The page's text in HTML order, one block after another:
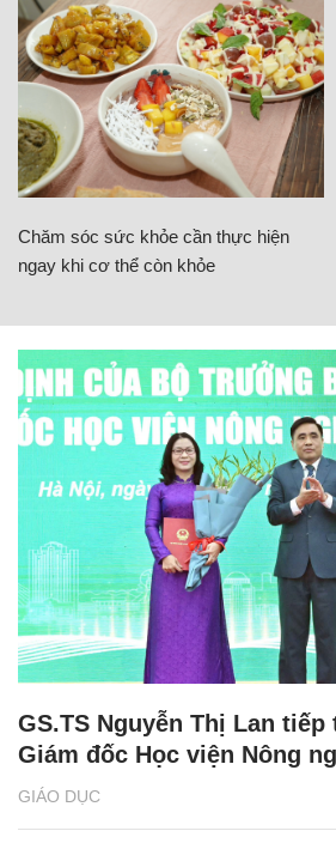
Chăm sóc sức khỏe cần thực hiện
ngay khi cơ thể còn khỏe
GIÁO DỤC
GS.TS Nguyễn Thị Lan
Giám đốc Học viện Nông